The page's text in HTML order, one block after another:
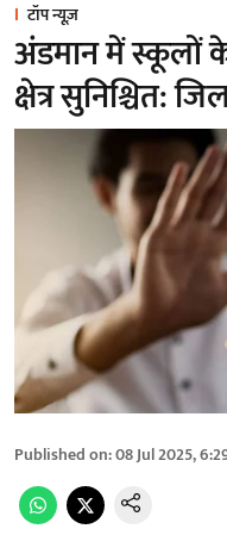
टॉप न्यूज़
अंडमान में स्कूलों
क्षेत्र सुनिश्चित:
Published on:08 Jul 2025,